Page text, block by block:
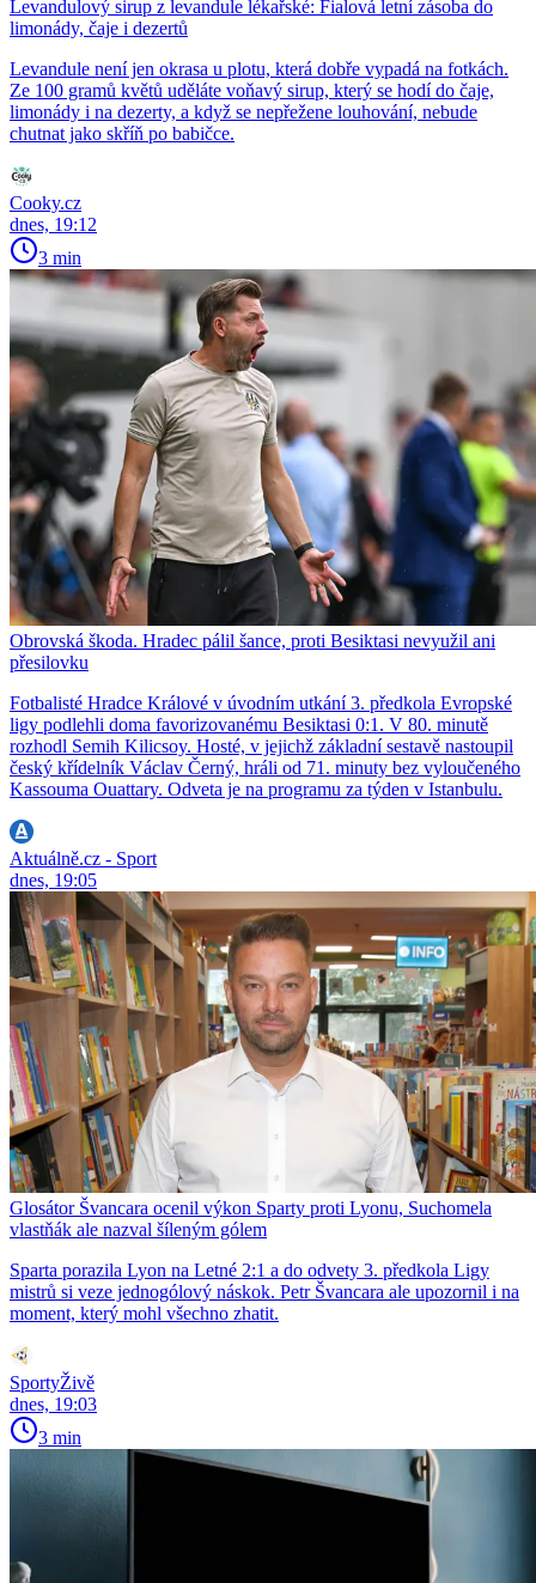
Levandulový sirup z levandule lékařské: Fialová letní zásoba do
limonády, čaje i dezertů
Levandule není jen okrasa u plotu, která dobře vypadá na fotkách.
Ze 100 gramů květů uděláte voňavý sirup, který se hodí do čaje,
limonády i na dezerty, a když se nepřežene louhování, nebude
chutnat jako skříň po babičce.
Cooky.cz
dnes, 19:12
3 min
Obrovská škoda. Hradec pálil šance, proti Besiktasi nevyužil ani
přesilovku
Fotbalisté Hradce Králové v úvodním utkání 3. předkola Evropské
ligy podlehli doma favorizovanému Besiktasi 0:1. V 80. minutě
rozhodl Semih Kilicsoy. Hosté, v jejichž základní sestavě nastoupil
český křídelník Václav Černý, hráli od 71. minuty bez vyloučeného
Kassouma Ouattary. Odveta je na programu za týden v Istanbulu.
Aktuálně.cz - Sport
dnes, 19:05
Glosátor Švancara ocenil výkon Sparty proti Lyonu, Suchomela
vlastňák ale nazval šíleným gólem
Sparta porazila Lyon na Letné 2:1 a do odvety 3. předkola Ligy
mistrů si veze jednogólový náskok. Petr Švancara ale upozornil i na
moment, který mohl všechno zhatit.
SportyŽivě
dnes, 19:03
3 min